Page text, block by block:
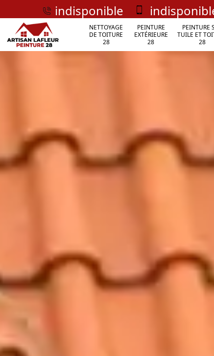
indisponible
NETTOYAGE
DE TOITURE
28
PEINTURE
EXTÉRIEURE
28
PEINTURE
TUILE ET
28